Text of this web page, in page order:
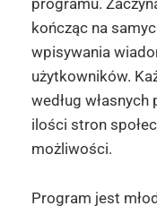
programu.
kończąc na
wpisywania
użytkowników.
według
ilości stron
możliwości.
Program jest